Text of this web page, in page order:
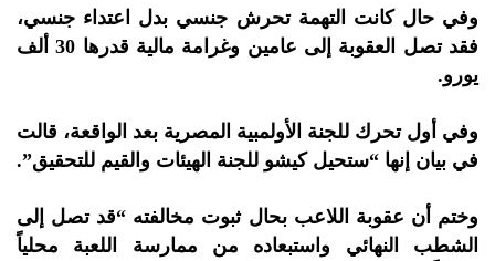
وفي حال كانت التهمة تحرش جنسي بدل اعتداء جنسي،
فقد تصل العقوبة إلى عامين وغرامة مالية قدرها 30 ألف
يورو.
وفي أول تحرك للجنة الأولمبية المصرية بعد الواقعة، قالت
في بيان إنها “ستحيل كيشو للجنة الهيئات والقيم للتحقيق”.
وختم أن عقوبة اللاعب بحال ثبوت مخالفته “قد تصل إلى
الشطب النهائي واستبعاده من ممارسة اللعبة محلياً